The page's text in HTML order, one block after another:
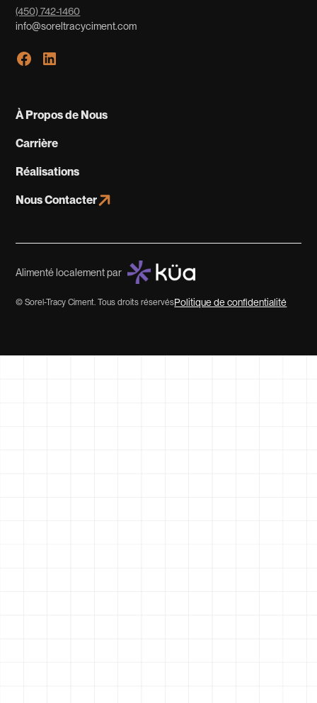
(450) 742-1460
info@soreltracyciment.com
À Propos de Nous
Carrière
Réalisations
Nous Contacter
© Sorel-Tracy Ciment. Tous droits réservésPolitique de confidentialité
Alimenté localement par